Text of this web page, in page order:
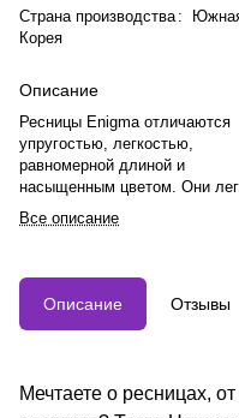
Страна производства :
Корея
Описание
Ресницы Enigma отличаются
упругостью, легкостью,
равномерной длиной и
насыщенным цветом. Они
снимаются с ленты, а палетки
Enigma удобны в работе
удобной клейкой ленте.
Все описание
Описание Отзывы
Мечтаете о ресницах,